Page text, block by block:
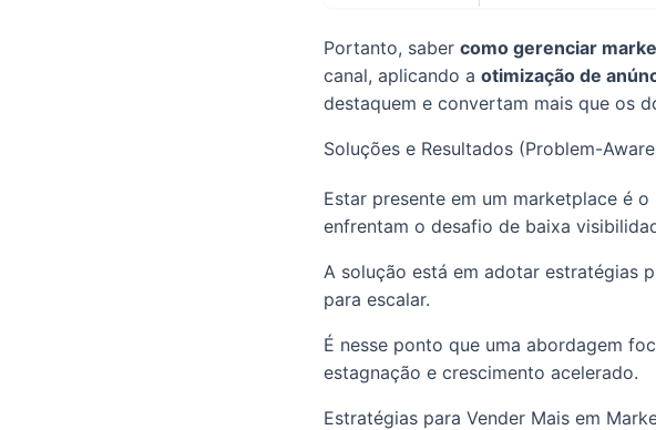
Portanto, saber como gerenciar
canal, aplicando a otimização de
destaquem e convertam mais que os
Soluções e Resultados (Problem-
Estar presente em um marketplace é
enfrentam o desafio de baixa
A solução está em adotar estratégias
para escalar.
É nesse ponto que uma abordagem
estagnação e crescimento acelerado.
Estratégias para Vender Mais em